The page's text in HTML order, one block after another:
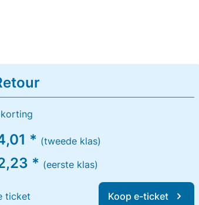
* (tweede klas)
* (eerste klas)
ticket Koop e-ticket